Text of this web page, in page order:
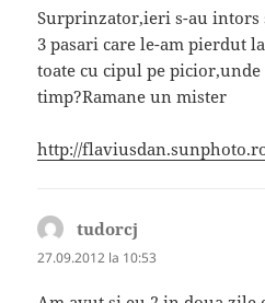
Surprinzator,ieri s-au intors
3 pasari care le-am pierdut
toate cu cipul pe picior,unde
timp?Ramane un mister
http://
tudorcj
27.09.2012 la 10:53